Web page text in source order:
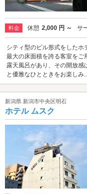
料金 休憩 2,000 円 ～ サ
シティ型のビル形式をしたホ
最大の床面積を誇る客室をご
露天風呂があり、その開放感
と優雅なひとときをお楽しみ
新潟県 新潟市中央区明石
ホテル ムスク